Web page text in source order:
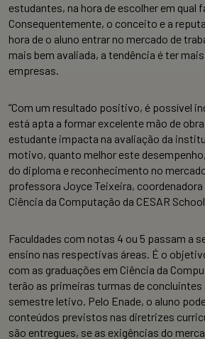
estudantes, na hora de escolher em qual
Consequentemente, o conceito e a
hora de o aluno entrar no mercado de
mais bem avaliada, a tendência é ter
empresas.
“Com um resultado positivo, é possível
está apta a formar excelente mão de
estudante impacta na avaliação da
motivo, quanto melhor este
do diploma e reconhecimento no
professora Joyce Teixeira, coordenadora
Ciência da Computação da CESAR
Faculdades com notas 4 ou 5 passam a
ensino nas respectivas áreas. É o
com as graduações em Ciência da
terão as primeiras turmas de
semestre letivo. Pelo Enade, o aluno
conteúdos previstos nas diretrizes
são entregues, se as exigências do